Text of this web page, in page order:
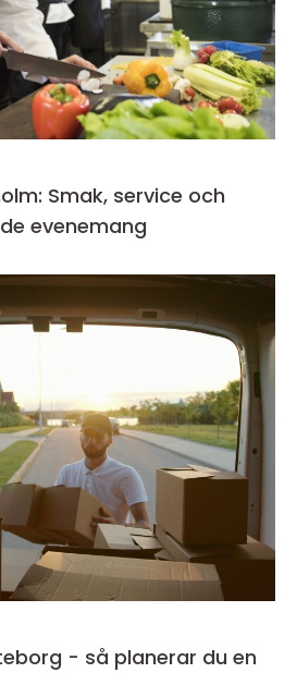
Smak, service och
evenemang
- så planerar du en